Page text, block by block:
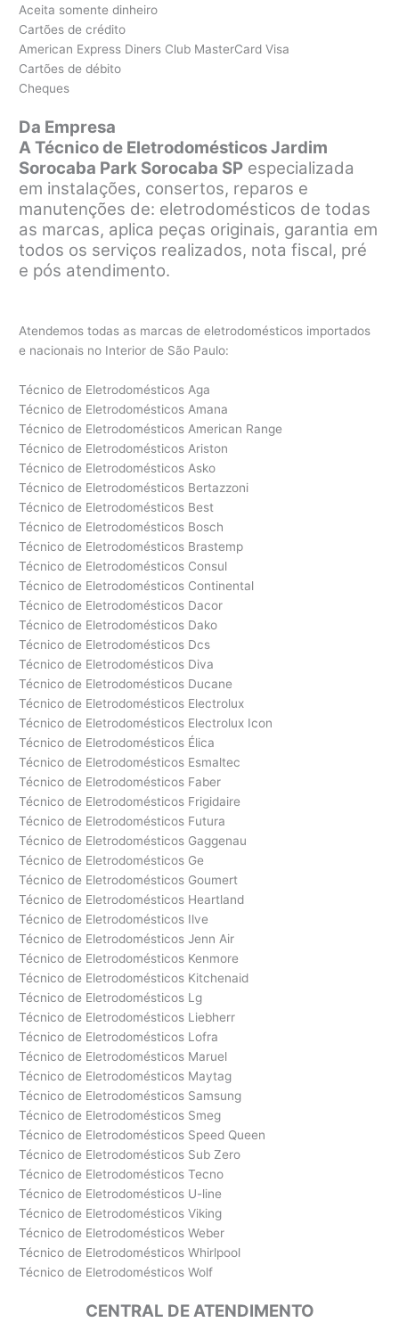
Aceita somente dinheiro
Cartões de crédito
American Express Diners Club MasterCard Visa
Cartões de débito
Cheques
Da Empresa
A Técnico de Eletrodomésticos Jardim
Sorocaba Park Sorocaba SP especializada
em instalações, consertos, reparos e
manutenções de: eletrodomésticos de todas
as marcas, aplica peças originais, garantia em
todos os serviços realizados, nota fiscal, pré
e pós atendimento.
Atendemos todas as marcas de eletrodomésticos importados
e nacionais no Interior de São Paulo:
Técnico de Eletrodomésticos Aga
Técnico de Eletrodomésticos Amana
Técnico de Eletrodomésticos American Range
Técnico de Eletrodomésticos Ariston
Técnico de Eletrodomésticos Asko
Técnico de Eletrodomésticos Bertazzoni
Técnico de Eletrodomésticos Best
Técnico de Eletrodomésticos Bosch
Técnico de Eletrodomésticos Brastemp
Técnico de Eletrodomésticos Consul
Técnico de Eletrodomésticos Continental
Técnico de Eletrodomésticos Dacor
Técnico de Eletrodomésticos Dako
Técnico de Eletrodomésticos Dcs
Técnico de Eletrodomésticos Diva
Técnico de Eletrodomésticos Ducane
Técnico de Eletrodomésticos Electrolux
Técnico de Eletrodomésticos Electrolux Icon
Técnico de Eletrodomésticos Élica
Técnico de Eletrodomésticos Esmaltec
Técnico de Eletrodomésticos Faber
Técnico de Eletrodomésticos Frigidaire
Técnico de Eletrodomésticos Futura
Técnico de Eletrodomésticos Gaggenau
Técnico de Eletrodomésticos Ge
Técnico de Eletrodomésticos Goumert
Técnico de Eletrodomésticos Heartland
Técnico de Eletrodomésticos Ilve
Técnico de Eletrodomésticos Jenn Air
Técnico de Eletrodomésticos Kenmore
Técnico de Eletrodomésticos Kitchenaid
Técnico de Eletrodomésticos Lg
Técnico de Eletrodomésticos Liebherr
Técnico de Eletrodomésticos Lofra
Técnico de Eletrodomésticos Maruel
Técnico de Eletrodomésticos Maytag
Técnico de Eletrodomésticos Samsung
Técnico de Eletrodomésticos Smeg
Técnico de Eletrodomésticos Speed Queen
Técnico de Eletrodomésticos Sub Zero
Técnico de Eletrodomésticos Tecno
Técnico de Eletrodomésticos U-line
Técnico de Eletrodomésticos Viking
Técnico de Eletrodomésticos Weber
Técnico de Eletrodomésticos Whirlpool
Técnico de Eletrodomésticos Wolf
CENTRAL DE ATENDIMENTO